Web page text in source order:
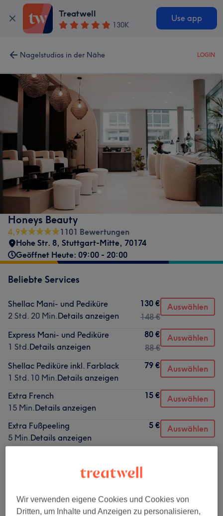
Treatwell
130K
Use app
Nagelstudios in der Nähe LOGIN
Honeys Beauty
4,9
1101 Bewertungen
Hohe Str. 8, Stuttgart-Mitte, 70174
Geöffnet Heute: 09:00 - 20:00
Beliebte Services
Shellac Mani- und Pediküre
2 Std. 20 Min.Details anzeigen
130 €
148 €
Auswählen
Express Mani- und Pediküre
1 Std.Details anzeigen
80 €
88 €
Auswählen
Shellac Pediküre inkl. Farblack
1 Std. 10 Min.Details anzeigen
79 € Auswählen
Extra French
15 Min.Details anzeigen
15 € Auswählen
Extra Fußpeeling
5 Min.Details anzeigen
5 € Auswählen
Maniküre & Pediküre (22) ab 5 €
Wir verwenden eigene Cookies und Cookies von
Dritten, um Inhalte und Anzeigen zu personalisieren,